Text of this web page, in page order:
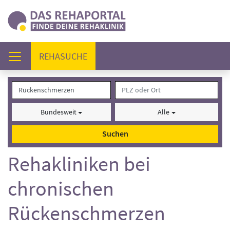
REHASUCHE(AKTUELL)
Bundesweit Alle
Suchen
Rehakliniken bei
chronischen
Rückenschmerzen